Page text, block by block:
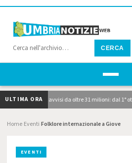
CERCA
ULTIMA ORAi due avvisi da oltre 31 milioni: dal 1°
Home Eventi Folklore internazionale a Giove
EVENTI